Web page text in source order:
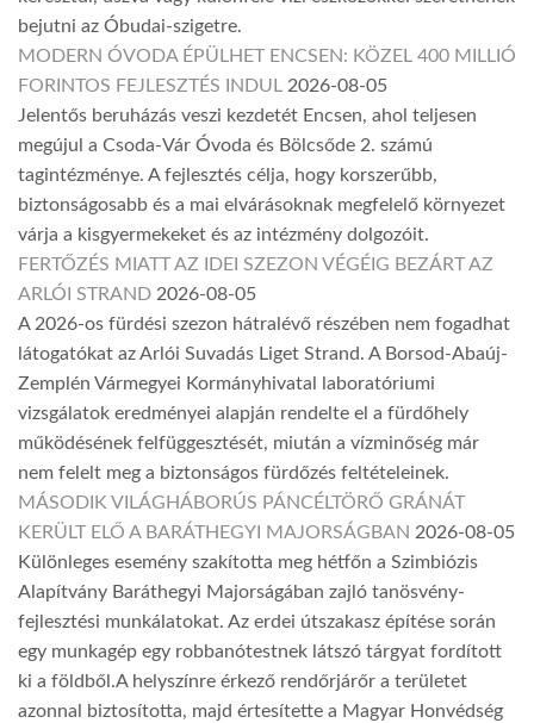
bejutni az Óbudai-szigetre.
MODERN ÓVODA ÉPÜLHET ENCSEN: KÖZEL 400 MILLIÓ
FORINTOS FEJLESZTÉS INDUL 2026-08-05
Jelentős beruházás veszi kezdetét Encsen, ahol teljesen
megújul a Csoda-Vár Óvoda és Bölcsőde 2. számú
tagintézménye. A fejlesztés célja, hogy korszerűbb,
biztonságosabb és a mai elvárásoknak megfelelő környezet
várja a kisgyermekeket és az intézmény dolgozóit.
FERTŐZÉS MIATT AZ IDEI SZEZON VÉGÉIG BEZÁRT AZ
ARLÓI STRAND 2026-08-05
A 2026-os fürdési szezon hátralévő részében nem fogadhat
látogatókat az Arlói Suvadás Liget Strand. A Borsod-Abaúj-
Zemplén Vármegyei Kormányhivatal laboratóriumi
vizsgálatok eredményei alapján rendelte el a fürdőhely
működésének felfüggesztését, miután a vízminőség már
nem felelt meg a biztonságos fürdőzés feltételeinek.
MÁSODIK VILÁGHÁBORÚS PÁNCÉLTÖRŐ GRÁNÁT
KERÜLT ELŐ A BARÁTHEGYI MAJORSÁGBAN 2026-08-05
Különleges esemény szakította meg hétfőn a Szimbiózis
Alapítvány Baráthegyi Majorságában zajló tanösvény-
fejlesztési munkálatokat. Az erdei útszakasz építése során
egy munkagép egy robbanótestnek látszó tárgyat fordított
ki a földből.A helyszínre érkező rendőrjárőr a területet
azonnal biztosította, majd értesítette a Magyar Honvédség